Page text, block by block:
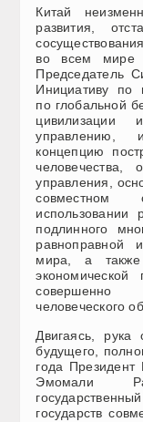
Китай
развития,
во всем мире
Председатель
Инициативу по
по глобальной
цивилизации
управлению,
концепцию
человечества,
управления,
совместном
использовании
подлинного
равноправной
мира, а также
совершенно
человеческого
Двигаясь,
будущего,
года Президент
Эмомали
государств